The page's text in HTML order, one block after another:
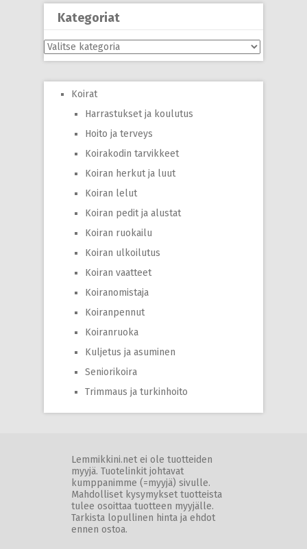
Kategoriat
Kategoriat
Koirat
Harrastukset ja koulutus
Hoito ja terveys
Koirakodin tarvikkeet
Koiran herkut ja luut
Koiran lelut
Koiran pedit ja alustat
Koiran ruokailu
Koiran ulkoilutus
Koiran vaatteet
Koiranomistaja
Koiranpennut
Koiranruoka
Kuljetus ja asuminen
Seniorikoira
Trimmaus ja turkinhoito
Lemmikkini.net ei ole tuotteiden
myyjä. Tuotelinkit johtavat
kumppanimme (=myyjä) sivulle.
Mahdolliset kysymykset tuotteista
tulee osoittaa tuotteen myyjälle.
Tarkista lopullinen hinta ja ehdot
ennen ostoa.